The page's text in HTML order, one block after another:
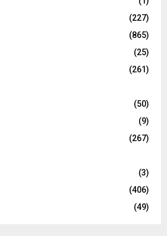
(227)
(865)
(25)
(261)
(50)
(9)
(267)
(3)
(406)
(49)